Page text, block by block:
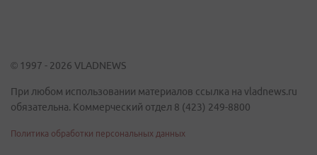
© 1997 - 2026 VLADNEWS
При любом использовании материалов ссылка на vladnews.ru
обязательна. Коммерческий отдел 8 (423) 249-8800
Политика обработки персональных данных